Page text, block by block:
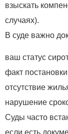
взыскать
случаях).
В суде важно
ваш статус
факт
отсутствие
нарушение
Суды часто